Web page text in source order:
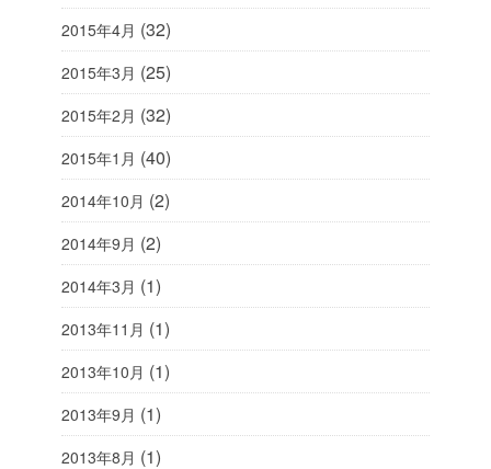
2015年4月 (32)
2015年3月 (25)
2015年2月 (32)
2015年1月 (40)
2014年10月 (2)
2014年9月 (2)
2014年3月 (1)
2013年11月 (1)
2013年10月 (1)
2013年9月 (1)
2013年8月 (1)